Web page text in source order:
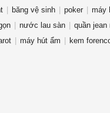
băng vệ sinh poker máy
nước lau sàn quần jean
máy hút ẩm kem